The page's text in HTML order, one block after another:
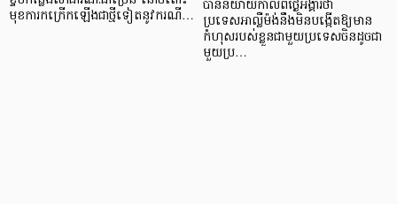
មុខការកក្រើកឡើងជាថ្មីទៀតនូវករណី…
បាននិយាយកាលពីថ្ងៃអង្គារថា
ប្រទេសអាល្លឺម៉ង់នឹងមិនបង្កើតឱ្យមាន
កំហុសរបស់ខ្លួនជាមួយប្រទេសចិនដូចជា
មួយប្រ…